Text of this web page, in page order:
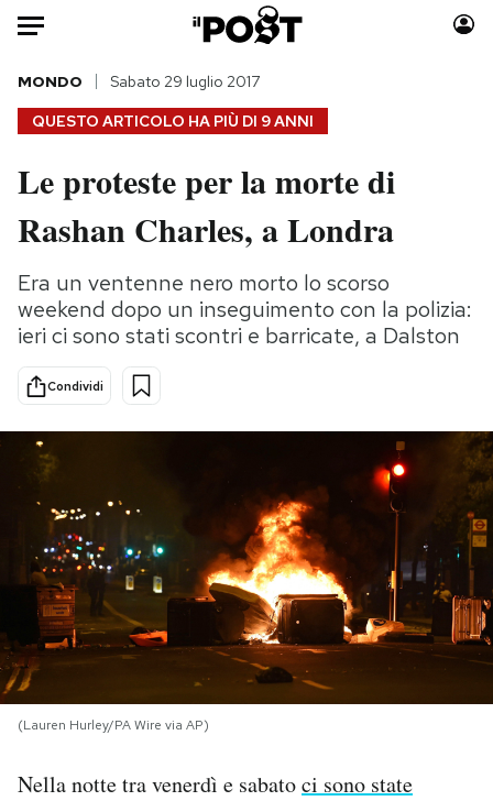
Auto
HOME
Italia
Politica
Tecnologia
Internet
Scienza
Cultura
Economia
Moda
Consumismi
Storie/Idee
Ok Boomer!
Media
Mondiali calcio 2026
PODCAST
NEWSLETTER
QUESTO ARTICOLO HA PIÙ DI 9 ANNI
MONDO Sabato 29 luglio 2017
Le proteste per la morte di
Rashan Charles, a Londra
Era un ventenne nero morto lo scorso
weekend dopo un inseguimento con la polizia:
ieri ci sono stati scontri e barricate, a Dalston
Condividi
(Lauren Hurley/PA Wire via AP)
Nella notte tra venerdì e sabatoci sono state